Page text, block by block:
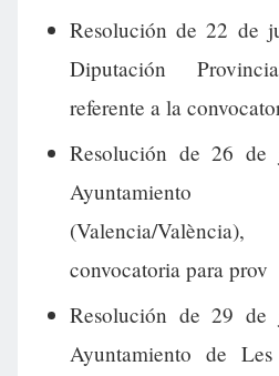
Resolución de 22 de
Diputación
referente a la
Resolución de 26
(Valencia/
convocatoria para prov
Resolución de 29
Ayuntamiento de